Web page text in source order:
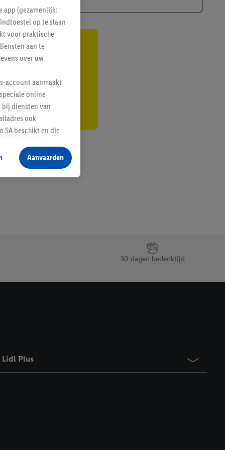
30 dagen bedenktijd
Lidl Plus
app (gezamenlijk:
op te slaan
voor praktische
aan te
over uw
account aanmaakt
online
diensten van
ook
SA beschikt en die
producten waarin
maar het
als er met behulp
Aanvaarden